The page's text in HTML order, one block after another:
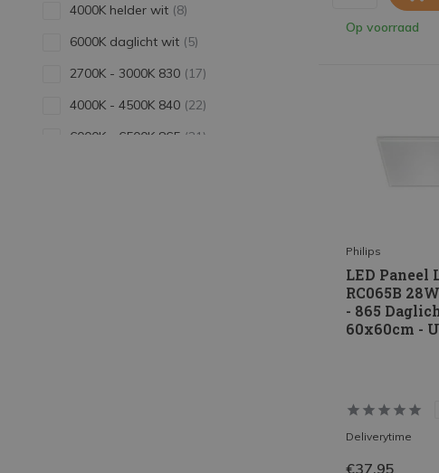
4000K helder wit (8)
6000K daglicht wit (5)
2700K - 3000K 830 (17)
4000K - 4500K 840 (22)
6000K - 6500K 865 (21)
Op voorraad
Philips
LED Paneel
RC065B
- 865
60x60cm -
Deliverytime
€37,95